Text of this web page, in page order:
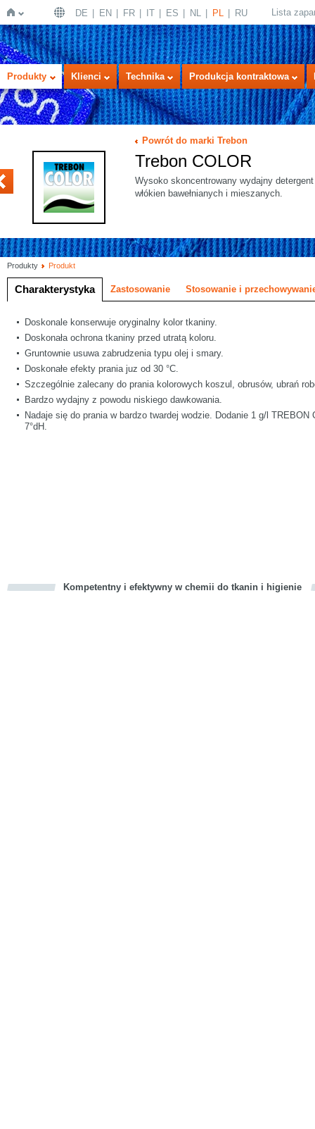
Strona
DE EN FR IT ES NL PL RU Lista
Produkty Klienci Technika Produkcja kontraktowa
Powrót do marki Trebon
Trebon COLOR
Wysoko skoncentrowany wydajny
włókien bawełnianych i mieszanych.
Produkty Produkt
Charakterystyka Zastosowanie Stosowanie i
Doskonale konserwuje oryginalny kolor tkaniny.
Doskonała ochrona tkaniny przed utratą koloru.
Gruntownie usuwa zabrudzenia typu olej i smary.
Doskonałe efekty prania juz od 30 °C.
Szczególnie zalecany do prania kolorowych koszul, obrusów, ubrań
Bardzo wydajny z powodu niskiego dawkowania.
Nadaje się do prania w bardzo twardej wodzie. Dodanie 1 g/l TREBON
7°dH.
Kompetentny i efektywny w chemii do tkanin i higienie